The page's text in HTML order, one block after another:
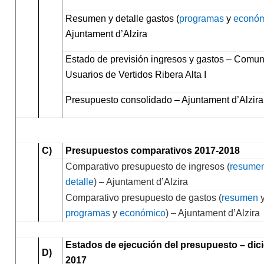
Resumen y detallegastos (programasy
Ajuntament d’Alzira
Estado de previsión ingresos y gastos –
Usuarios de Vertidos Ribera Alta I
Presupuesto consolidado – Ajuntament d’Alzira
C)
Presupuestos comparativos 2017-2018
Comparativo presupuesto de ingresos (
detalle) – Ajuntament d’Alzira
Comparativo presupuesto de gastos (resumen
programasy económico) – Ajuntament d’Alzira
D)
Estados de ejecución del presupuesto –
2017